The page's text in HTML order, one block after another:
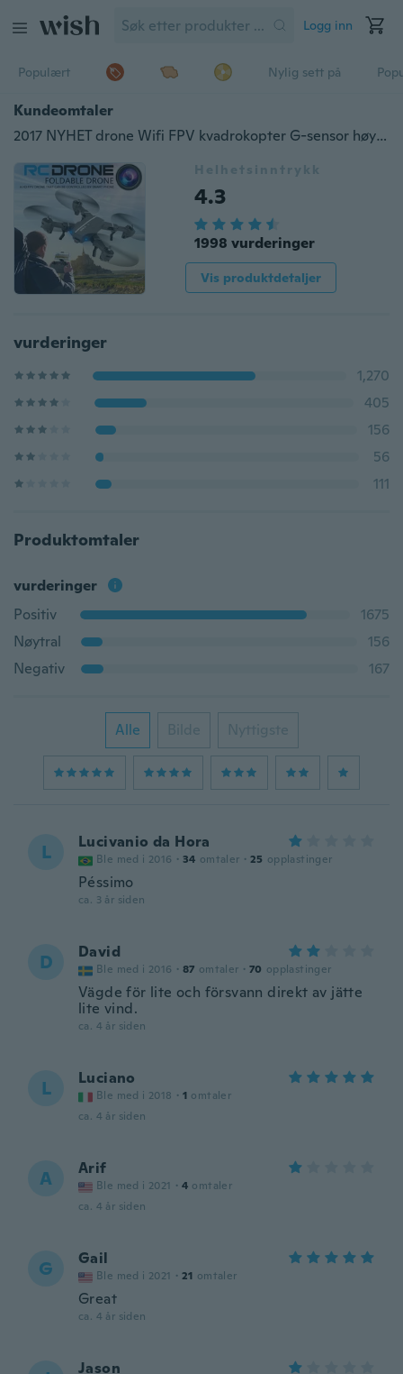
Logg inn
Populært Nylig sett på
Kundeomtaler
2017 NYHET drone Wifi FPV kvadrokopter G-sensor høyde hold sammenleggbar selfie RC-droner med HD-kamera dronevideoer
Helhetsinntrykk
4.3
1998 vurderinger
Vis produktdetaljer
vurderinger
1,270
405
156
56
111
Produktomtaler
vurderinger
Positiv
1675
Nøytral
156
Negativ
167
Alle Bilde Nyttigste
L Lucivanio da Hora
Ble med i 2016 · 34 omtaler · 25 opplastinger
Péssimo
ca. 3 år siden
D David
Ble med i 2016 · 87 omtaler · 70 opplastinger
Vägde för lite och försvann direkt av jätte
lite vind.
ca. 4 år siden
L Luciano
Ble med i 2018 · 1 omtaler
ca. 4 år siden
A Arif
Ble med i 2021 · 4 omtaler
ca. 4 år siden
G Gail
Ble med i 2021 · 21 omtaler
Great
ca. 4 år siden
Jason